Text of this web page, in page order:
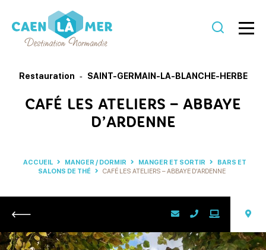
Tourisme
Restauration SAINT-GERMAIN-LA-BLANCHE-HERBE
CAFÉ LES ATELIERS – ABBAYE
D’ARDENNE
ACCUEIL MANGER / DORMIR MANGER ET SORTIR
BARS ET
SALONS DE THÉ
CAFÉ LES ATELIERS – ABBAYE D’ARDENNE
Retour